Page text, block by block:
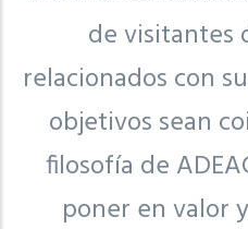
de visitantes
relacionados con
objetivos sean
filosofía de
poner en valor